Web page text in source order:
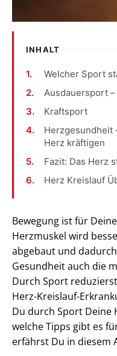
INHALT
Welcher Sport
Ausdauersport
Kraftsport
Herzgesundheit
Herz kräftigen
Fazit: Das Herz
Herz Kreislauf
Bewegung ist für
Herzmuskel wird
abgebaut und
Gesundheit auch die
Durch Sport
Herz-Kreislauf-
Du durch Sport Deine
welche Tipps gibt es
erfährst Du in diesem